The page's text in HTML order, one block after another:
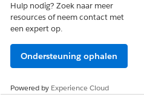
Hulp nodig? Zoek naar meer
resources of neem contact met
een expert op.
Ondersteuning ophalen
Powered by Experience Cloud